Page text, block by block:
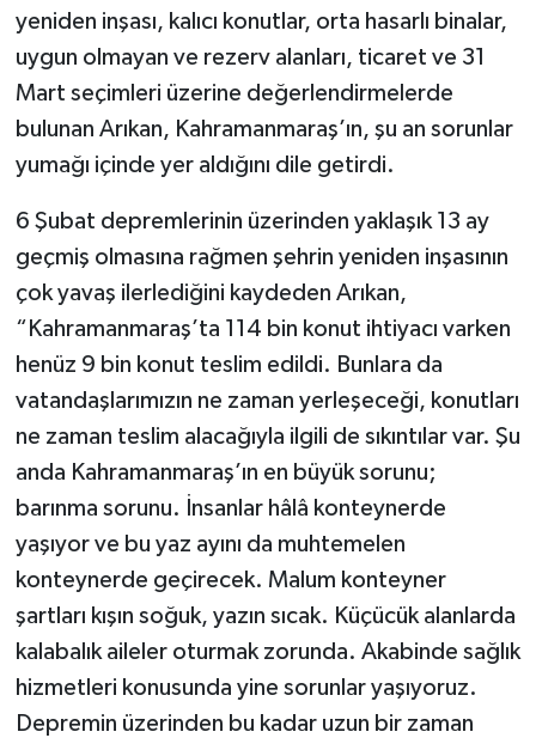
yeniden inşası, kalıcı konutlar, orta hasarlı binalar,
uygun olmayan ve rezerv alanları, ticaret ve 31
Mart seçimleri üzerine değerlendirmelerde
bulunan Arıkan, Kahramanmaraş’ın, şu an sorunlar
yumağı içinde yer aldığını dile getirdi.
6 Şubat depremlerinin üzerinden yaklaşık 13 ay
geçmiş olmasına rağmen şehrin yeniden inşasının
çok yavaş ilerlediğini kaydeden Arıkan,
“Kahramanmaraş’ta 114 bin konut ihtiyacı varken
henüz 9 bin konut teslim edildi. Bunlara da
vatandaşlarımızın ne zaman yerleşeceği, konutları
ne zaman teslim alacağıyla ilgili de sıkıntılar var. Şu
anda Kahramanmaraş’ın en büyük sorunu;
barınma sorunu. İnsanlar hâlâ konteynerde
yaşıyor ve bu yaz ayını da muhtemelen
konteynerde geçirecek. Malum konteyner
şartları kışın soğuk, yazın sıcak. Küçücük alanlarda
kalabalık aileler oturmak zorunda. Akabinde sağlık
hizmetleri konusunda yine sorunlar yaşıyoruz.
Depremin üzerinden bu kadar uzun bir zaman